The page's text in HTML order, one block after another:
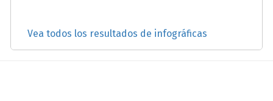
Vea todos los resultados de infográficas